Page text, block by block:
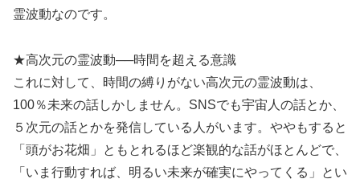
霊波動なのです。
★高次元の霊波動──時間を超える意識
これに対して、時間の縛りがない高次元の霊波動は、
100％未来の話しかしません。SNSでも宇宙人の話とか、
５次元の話とかを発信している人がいます。ややもすると
「頭がお花畑」ともとれるほど楽観的な話がほとんどで、
「いま行動すれば、明るい未来が確実にやってくる」とい